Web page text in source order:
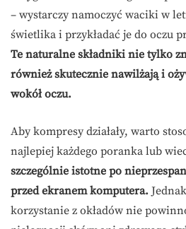
– wystarczy namoczyć waciki w
świetlika i przykładać je do oczu
Te naturalne składniki nie tylko
również skutecznie nawilżają i
wokół oczu.
Aby kompresy działały, warto
najlepiej każdego poranka lub
szczególnie istotne po
przed ekranem komputera.
korzystanie z okładów nie